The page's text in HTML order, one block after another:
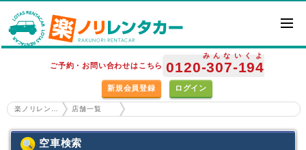
ご予約・お問い合わせはこちら 0120-307
みんな
-194
いくよ
新規会員登録 ログイン
楽ノリレンタカー ホーム 店舗一覧
空車検索